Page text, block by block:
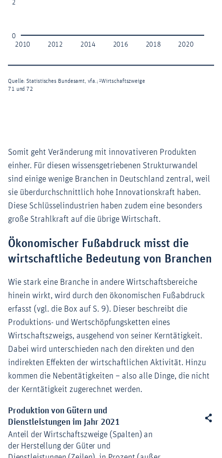
Somit geht Veränderung mit innovativeren Produkten
einher. Für diesen wissensgetriebenen Strukturwandel
sind einige wenige Branchen in Deutschland zentral, weil
sie überdurchschnittlich hohe Innovationskraft haben.
Diese Schlüsselindustrien haben zudem eine besonders
große Strahlkraft auf die übrige Wirtschaft.
Ökonomischer Fußabdruck misst die
wirtschaftliche Bedeutung von Branchen
Wie stark eine Branche in andere Wirtschaftsbereiche
hinein wirkt, wird durch den ökonomischen Fußabdruck
erfasst (vgl. die Box auf S. 9). Dieser beschreibt die
Produktions- und Wertschöpfungsketten eines
Wirtschaftszweigs, ausgehend von seiner Kerntätigkeit.
Dabei wird unterschieden nach den direkten und den
indirekten Effekten der wirtschaftlichen Aktivität. Hinzu
kommen die Nebentätigkeiten – also alle Dinge, die nicht
der Kerntätigkeit zugerechnet werden.